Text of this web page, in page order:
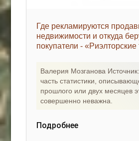
Где рекламируются
недвижимости и откуда
покупатели - «Риэлторские
Валерия Мозганова
часть статистики,
прошлого или двух месяцев
совершенно неважна.
Подробнее